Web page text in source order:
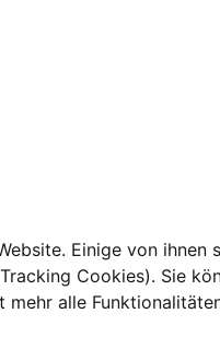
Einige von
Cookies). Sie
alle